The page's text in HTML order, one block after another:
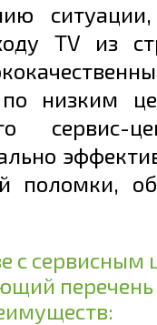
TV из
по низким
сервис-
поломки,
с сервисным